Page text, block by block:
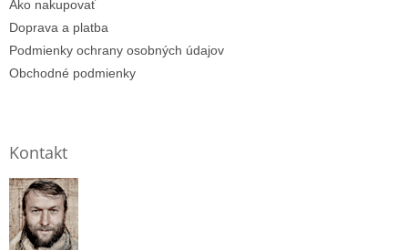
Ako nakupovať
Doprava a platba
Podmienky ochrany osobných údajov
Obchodné podmienky
Kontakt